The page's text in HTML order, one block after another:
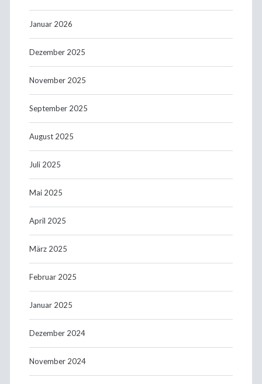
Januar 2026
Dezember 2025
November 2025
September 2025
August 2025
Juli 2025
Mai 2025
April 2025
März 2025
Februar 2025
Januar 2025
Dezember 2024
November 2024